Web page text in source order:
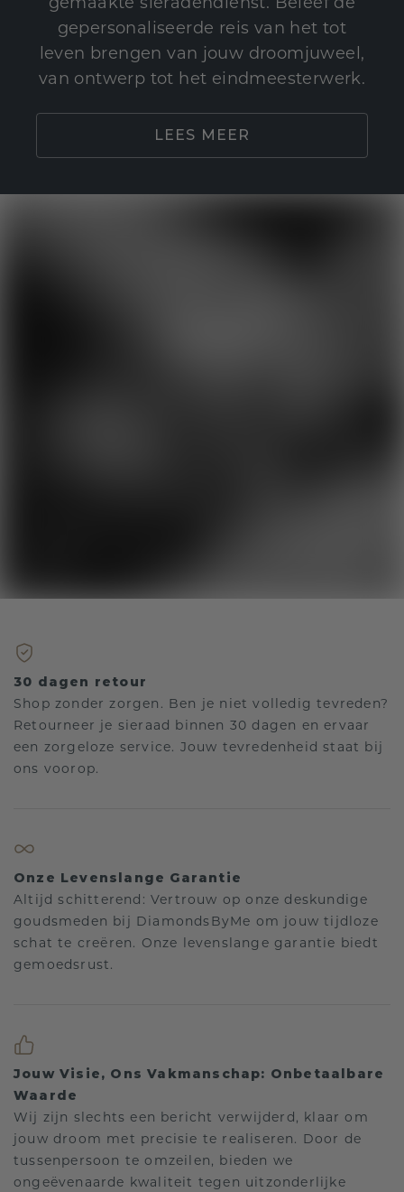
gepersonaliseerde reis van het tot
leven brengen van jouw droomjuweel,
van ontwerp tot het eindmeesterwerk.
LEES MEER
30 dagen retour
Shop zonder zorgen. Ben je niet volledig tevreden?
Retourneer je sieraad binnen 30 dagen en ervaar
een zorgeloze service. Jouw tevredenheid staat bij
ons voorop.
Onze Levenslange Garantie
Altijd schitterend: Vertrouw op onze deskundige
goudsmeden bij DiamondsByMe om jouw tijdloze
schat te creëren. Onze levenslange garantie biedt
gemoedsrust.
Jouw Visie, Ons Vakmanschap: Onbetaalbare
Waarde
Wij zijn slechts een bericht verwijderd, klaar om
jouw droom met precisie te realiseren. Door de
tussenpersoon te omzeilen, bieden we
ongeëvenaarde kwaliteit tegen uitzonderlijke